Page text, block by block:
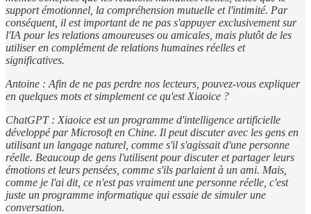
support émotionnel, la compréhension mutuelle et l'intimité. Par
conséquent, il est important de ne pas s'appuyer exclusivement sur
l'IA pour les relations amoureuses ou amicales, mais plutôt de les
utiliser en complément de relations humaines réelles et
significatives.
Antoine : Afin de ne pas perdre nos lecteurs, pouvez-vous expliquer
en quelques mots et simplement ce qu'est Xiaoice ?
ChatGPT : Xiaoice est un programme d'intelligence artificielle
développé par Microsoft en Chine. Il peut discuter avec les gens en
utilisant un langage naturel, comme s'il s'agissait d'une personne
réelle. Beaucoup de gens l'utilisent pour discuter et partager leurs
émotions et leurs pensées, comme s'ils parlaient à un ami. Mais,
comme je l'ai dit, ce n'est pas vraiment une personne réelle, c'est
juste un programme informatique qui essaie de simuler une
conversation.